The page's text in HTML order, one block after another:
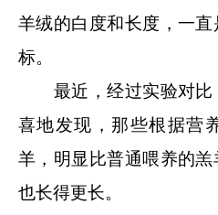
羊绒的白度和长度，一
标。
最近，经过实验对比
喜地发现，那些根据营
羊，明显比普通喂养的
也长得更长。